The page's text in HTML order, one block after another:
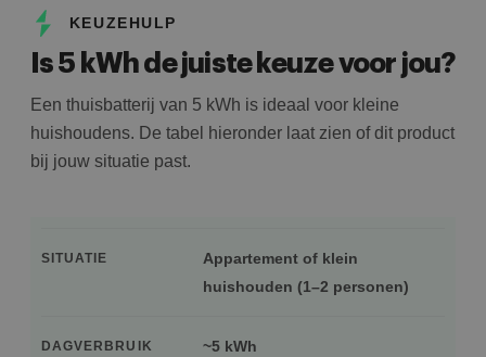
KEUZEHULP
Is 5 kWh de juiste keuze voor jou?
Een thuisbatterij van 5 kWh is ideaal voor kleine
huishoudens. De tabel hieronder laat zien of dit product
bij jouw situatie past.
SITUATIE
Appartement of klein
huishouden (1–2 personen)
DAGVERBRUIK ~5 kWh